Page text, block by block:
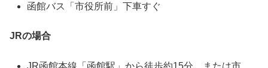
函館バス「市役所前」下車すぐ
JRの場合
JR函館本線「函館駅」から徒歩約15分、または市